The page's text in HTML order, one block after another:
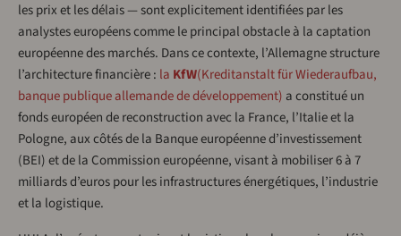
les prix et les délais — sont explicitement identifiées par les
analystes européens comme le principal obstacle à la captation
européenne des marchés. Dans ce contexte, l’Allemagne structure
l’architecture financière : la KfW(Kreditanstalt für Wiederaufbau,
banque publique allemande de développement) a constitué un
fonds européen de reconstruction avec la France, l’Italie et la
Pologne, aux côtés de la Banque européenne d’investissement
(BEI) et de la Commission européenne, visant à mobiliser 6 à 7
milliards d’euros pour les infrastructures énergétiques, l’industrie
et la logistique.